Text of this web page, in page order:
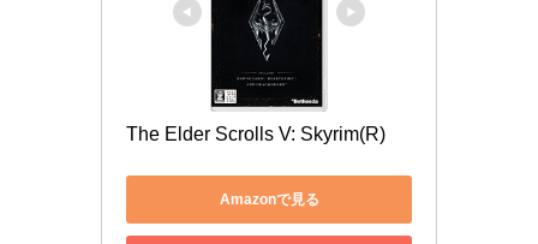
The Elder Scrolls V: Skyrim(R)
Amazonで見る